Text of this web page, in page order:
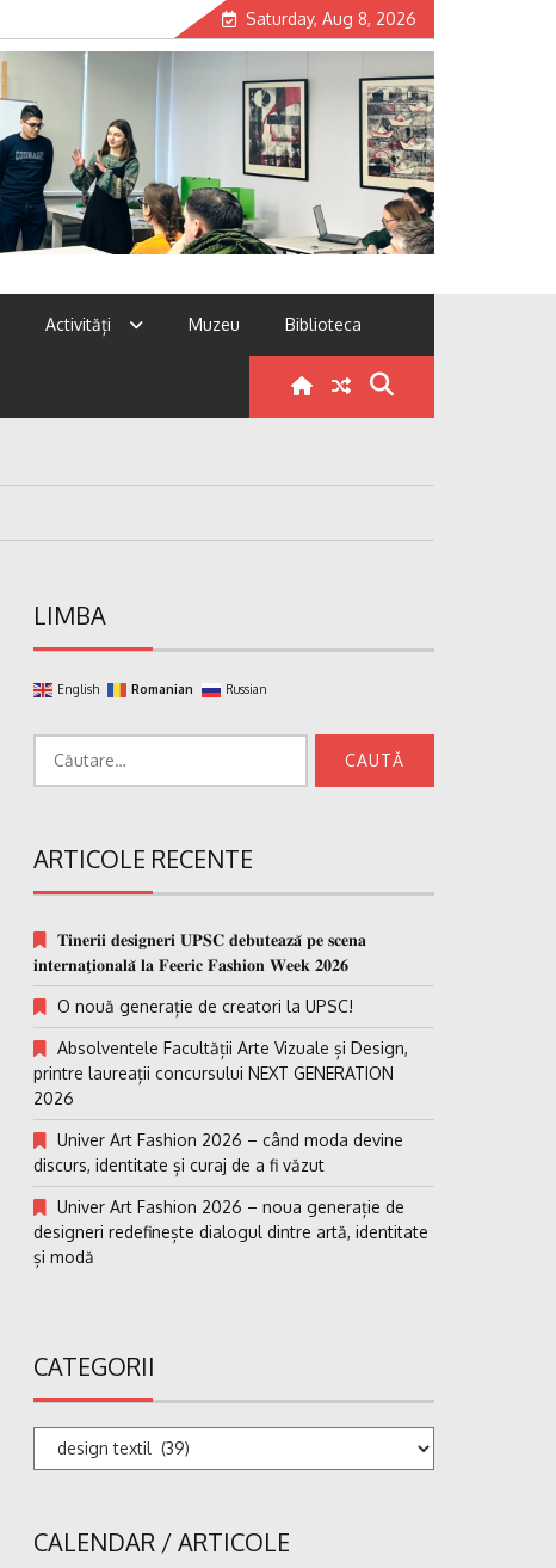
Saturday, Aug 8, 2026
Activități Muzeu Biblioteca
LIMBA
English Romanian Russian
după:
ARTICOLE RECENTE
𝐓𝐢𝐧𝐞𝐫𝐢𝐢 𝐝𝐞𝐬𝐢𝐠𝐧𝐞𝐫𝐢 𝐔𝐏𝐒𝐂 𝐝𝐞𝐛𝐮𝐭𝐞𝐚𝐳𝐚̆ 𝐩𝐞 𝐬𝐜𝐞𝐧𝐚
𝐢𝐧𝐭𝐞𝐫𝐧𝐚𝐭̗𝐢𝐨𝐧𝐚𝐥𝐚̆ 𝐥𝐚 𝐅𝐞𝐞𝐫𝐢𝐜 𝐅𝐚𝐬𝐡𝐢𝐨𝐧 𝐖𝐞𝐞𝐤 𝟐𝟎𝟐𝟔
O nouă generație de creatori la UPSC!
Absolventele Facultății Arte Vizuale și Design,
printre laureații concursului NEXT GENERATION
2026
Univer Art Fashion 2026 – când moda devine
discurs, identitate și curaj de a fi văzut
Univer Art Fashion 2026 – noua generație de
designeri redefinește dialogul dintre artă, identitate
și modă
CATEGORII
Categorii
CALENDAR / ARTICOLE